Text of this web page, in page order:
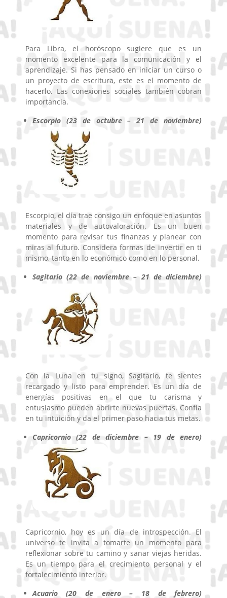
Para Libra, el horóscopo sugiere que es un
momento excelente para la comunicación y el
aprendizaje. Si has pensado en iniciar un curso o
un proyecto de escritura, este es el momento de
hacerlo. Las conexiones sociales también cobran
importancia.
Escorpio (23 de octubre – 21 de noviembre)
Escorpio, el día trae consigo un enfoque en asuntos
materiales y de autovaloración. Es un buen
momento para revisar tus finanzas y planear con
miras al futuro. Considera formas de invertir en ti
mismo, tanto en lo económico como en lo personal.
Sagitario (22 de noviembre – 21 de diciembre)
Con la Luna en tu signo, Sagitario, te sientes
recargado y listo para emprender. Es un día de
energías positivas en el que tu carisma y
entusiasmo pueden abrirte nuevas puertas. Confía
en tu intuición y da el primer paso hacia tus metas.
Capricornio (22 de diciembre – 19 de enero)
Capricornio, hoy es un día de introspección. El
universo te invita a tomarte un momento para
reflexionar sobre tu camino y sanar viejas heridas.
Es un tiempo para el crecimiento personal y el
fortalecimiento interior.
Acuario (20 de enero – 18 de febrero)